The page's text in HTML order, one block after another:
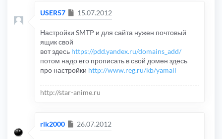
USER57 Сообщение
15.07.2012
Настройки SMTP и для сайта нужен почтовый
ящик свой
вот здесь https://pdd.yandex.ru/domains_add/
потом надо его прописать в свой домен здесь
про настройки http://www.reg.ru/kb/yamail
http://star-anime.ru
rik2000 Сообщение
26.07.2012